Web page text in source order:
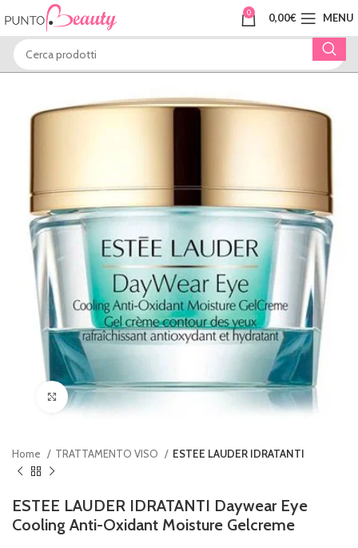
0 0,00€ MENU
Clicca per ingrandire
Home TRATTAMENTO VISO ESTEE LAUDER IDRATANTI
ESTEE LAUDER IDRATANTI Daywear Eye
Cooling Anti-Oxidant Moisture Gelcreme